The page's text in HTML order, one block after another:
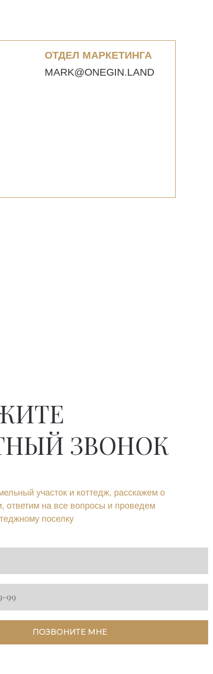
ОТДЕЛ МАРКЕТИНГА
MARK@ONEGIN.LAND
ЗВОНОК
участок и коттедж, расскажем о
ответим на все вопросы и проведем
поселку
ПОЗВОНИТЕ МНЕ